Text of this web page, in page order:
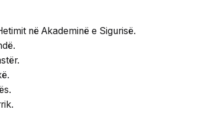
në Akademinë e Sigurisë.